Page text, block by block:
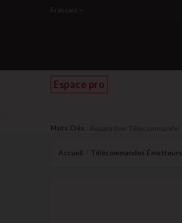
Français
Espace pro
Mots Clés Réparation Télecommande
Accueil Télécommandes Émetteurs